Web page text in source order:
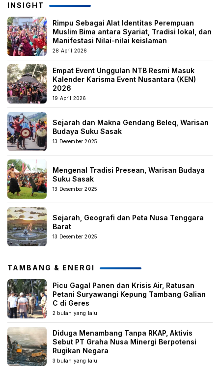
INSIGHT
Rimpu Sebagai Alat Identitas Perempuan
Muslim Bima antara Syariat, Tradisi lokal, dan
Manifestasi Nilai-nilai keislaman
28 April 2026
Empat Event Unggulan NTB Resmi Masuk
Kalender Karisma Event Nusantara (KEN)
2026
19 April 2026
Sejarah dan Makna Gendang Beleq, Warisan
Budaya Suku Sasak
13 Desember 2025
Mengenal Tradisi Presean, Warisan Budaya
Suku Sasak
13 Desember 2025
Sejarah, Geografi dan Peta Nusa Tenggara
Barat
13 Desember 2025
TAMBANG & ENERGI
Picu Gagal Panen dan Krisis Air, Ratusan
Petani Suryawangi Kepung Tambang Galian
C di Geres
2 bulan yang lalu
Diduga Menambang Tanpa RKAP, Aktivis
Sebut PT Graha Nusa Minergi Berpotensi
Rugikan Negara
3 bulan yang lalu